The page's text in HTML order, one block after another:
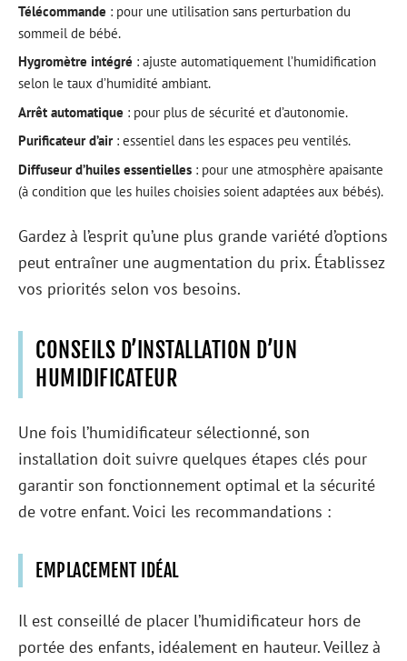
Télécommande : pour une utilisation sans perturbation du
sommeil de bébé.
Hygromètre intégré : ajuste automatiquement l’humidification
selon le taux d’humidité ambiant.
Arrêt automatique : pour plus de sécurité et d’autonomie.
Purificateur d’air: essentiel dans les espaces peu ventilés.
Diffuseur d’huiles essentielles : pour une atmosphère apaisante
(à condition que les huiles choisies soient adaptées aux bébés).
Gardez à l’esprit qu’une plus grande variété d’options
peut entraîner une augmentation du prix. Établissez
vos priorités selon vos besoins.
CONSEILS D’INSTALLATION D’UN
HUMIDIFICATEUR
Une fois l’humidificateur sélectionné, son
installation doit suivre quelques étapes clés pour
garantir son fonctionnement optimal et la sécurité
de votre enfant. Voici les recommandations :
EMPLACEMENT IDÉAL
Il est conseillé de placer l’humidificateur hors de
portée des enfants, idéalement en hauteur. Veillez à